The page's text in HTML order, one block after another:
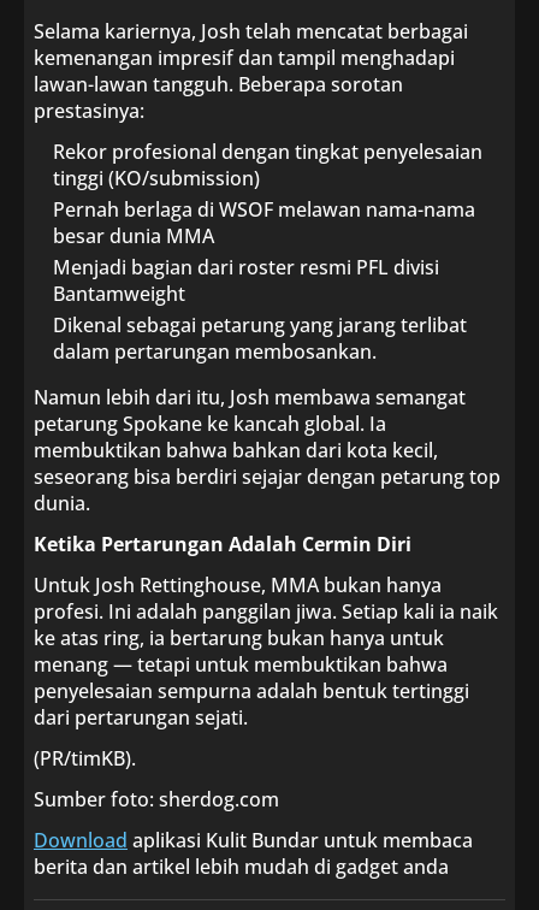
Selama kariernya, Josh telah mencatat berbagai
kemenangan impresif dan tampil menghadapi
lawan-lawan tangguh. Beberapa sorotan
prestasinya:
Rekor profesional dengan tingkat penyelesaian
tinggi (KO/submission)
Pernah berlaga di WSOF melawan nama-nama
besar dunia MMA
Menjadi bagian dari roster resmi PFL divisi
Bantamweight
Dikenal sebagai petarung yang jarang terlibat
dalam pertarungan membosankan.
Namun lebih dari itu, Josh membawa semangat
petarung Spokane ke kancah global. Ia
membuktikan bahwa bahkan dari kota kecil,
seseorang bisa berdiri sejajar dengan petarung top
dunia.
Ketika Pertarungan Adalah Cermin Diri
Untuk Josh Rettinghouse, MMA bukan hanya
profesi. Ini adalah panggilan jiwa. Setiap kali ia naik
ke atas ring, ia bertarung bukan hanya untuk
menang — tetapi untuk membuktikan bahwa
penyelesaian sempurna adalah bentuk tertinggi
dari pertarungan sejati.
(PR/timKB).
Sumber foto: sherdog.com
Download aplikasi Kulit Bundar untuk membaca
berita dan artikel lebih mudah di gadget anda